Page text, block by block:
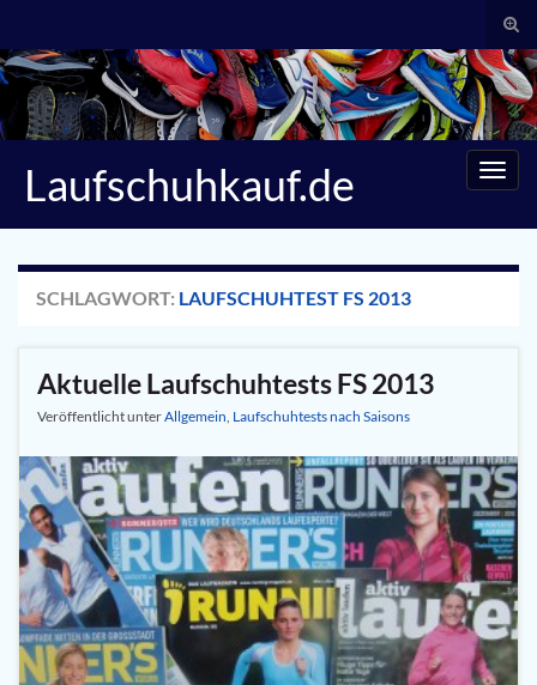
Search for:
Laufschuhkauf.de
SCHLAGWORT: LAUFSCHUHTEST FS 2013
Aktuelle Laufschuhtests FS 2013
Veröffentlicht unterAllgemein Laufschuhtests nach Saisons